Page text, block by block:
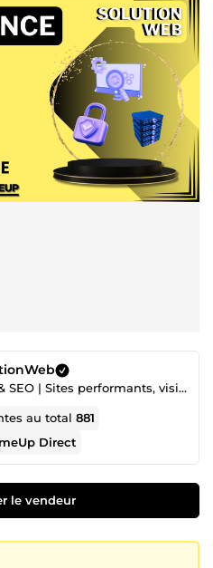
Expert WordPress & SEO | Sites performants, visibles et conçus pour convertir
au total881
Direct
le vendeur